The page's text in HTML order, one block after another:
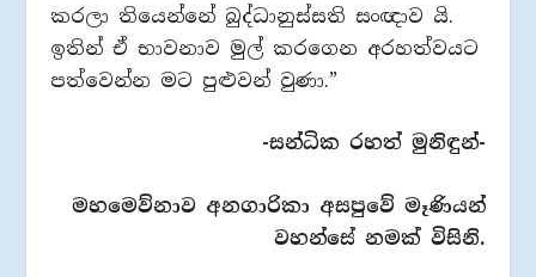
කරලා තියෙන්නේ බුද්ධානුස්සති සංඥාව යි.
ඉතින් ඒ භාවනාව මුල් කරගෙන අරහත්වයට
පත්වෙන්න මට පුළුවන් වුණා.”
-සන්ධික රහත් මුනිඳුන්-
මහමෙව්නාව අනගාරිකා අසපුවේ මෑණියන්
වහන්සේ නමක් විසිනි.